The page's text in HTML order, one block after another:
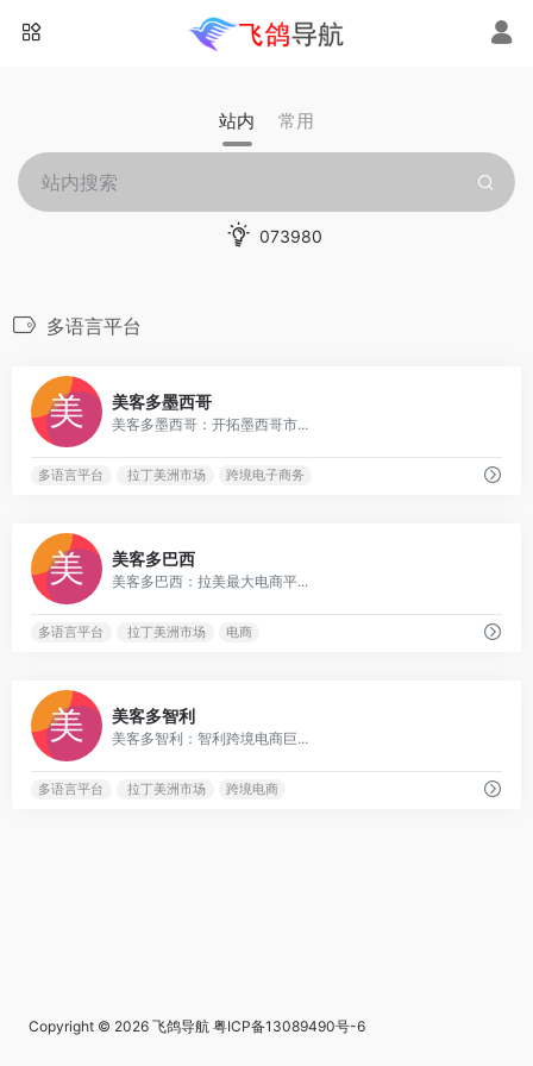
站内 常用
073980
多语言平台
美客多墨西哥
美客多墨西哥：开拓墨西哥市...
多语言平台 拉丁美洲市场 跨境电子商务
美客多巴西
美客多巴西：拉美最大电商平...
多语言平台 拉丁美洲市场 电商
美客多智利
美客多智利：智利跨境电商巨...
多语言平台 拉丁美洲市场 跨境电商
Copyright © 2026 飞鸽导航 粤ICP备13089490号-6